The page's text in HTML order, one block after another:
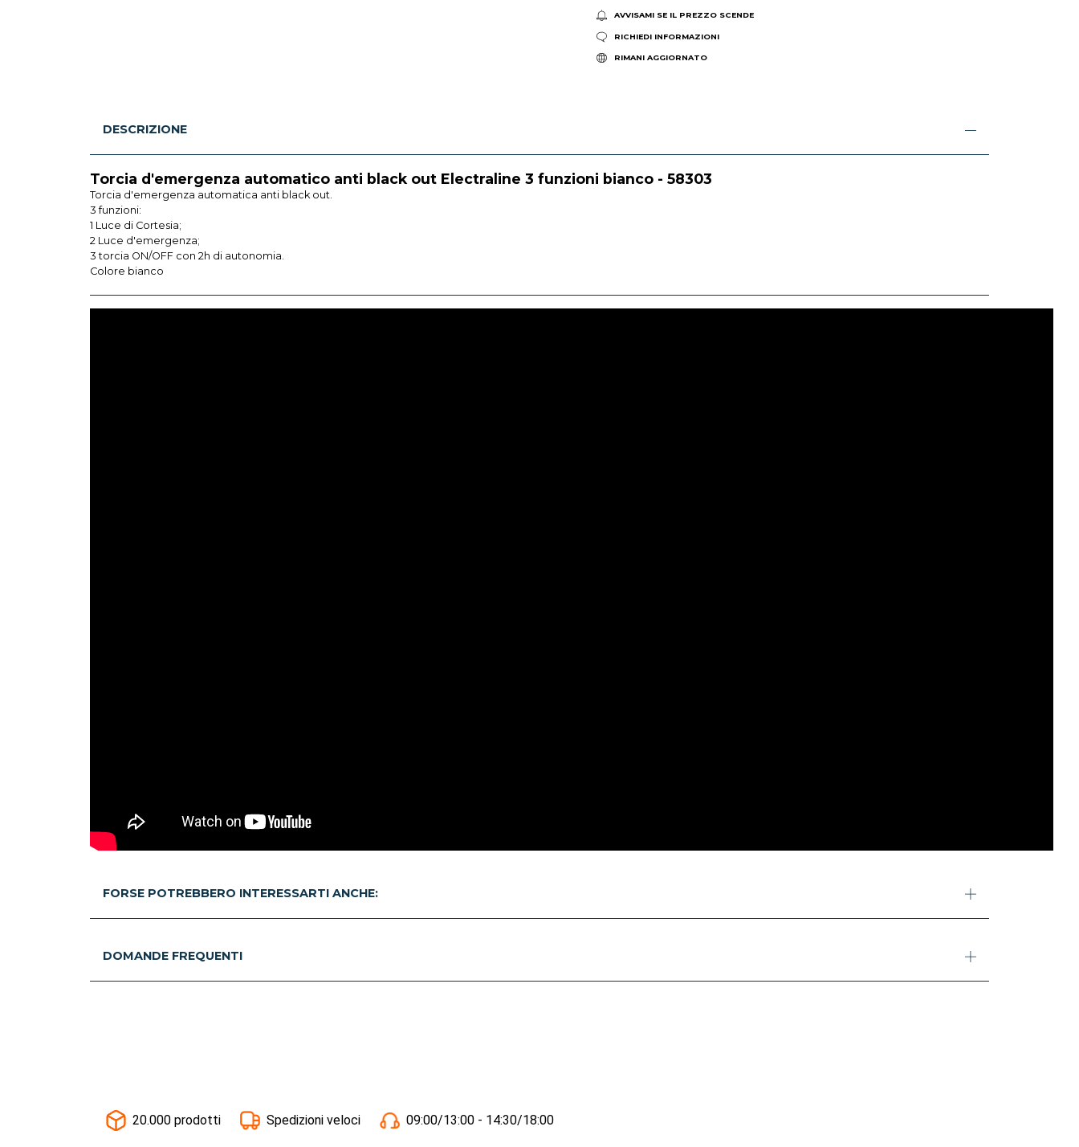
AVVISAMI SE IL PREZZO SCENDE
RICHIEDI INFORMAZIONI
RIMANI AGGIORNATO
DESCRIZIONE
Torcia d'emergenza automatico anti black out Electraline 3 funzioni bianco - 58303
Torcia d'emergenza automatica anti black out.
3 funzioni:
1 Luce di Cortesia;
2 Luce d'emergenza;
3 torcia ON/OFF con 2h di autonomia.
Colore bianco
FORSE POTREBBERO INTERESSARTI ANCHE:
DOMANDE FREQUENTI
20.000 prodotti Spedizioni veloci 09:00/13:00 - 14:30/18:00